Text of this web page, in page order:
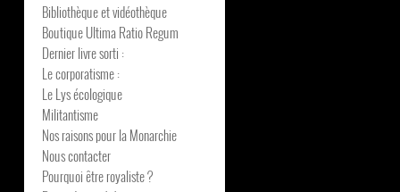
Bibliothèque et vidéothèque
Boutique Ultima Ratio Regum
Dernier livre sorti :
Le corporatisme :
Le Lys écologique
Militantisme
Nos raisons pour la Monarchie
Nous contacter
Pourquoi être royaliste ?